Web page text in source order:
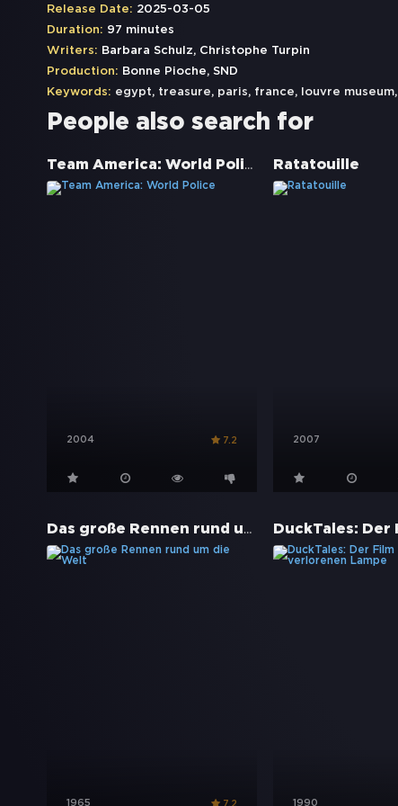
Release Date: 2025-03-05
Duration: 97 minutes
Writers: Barbara Schulz, Christophe Turpin
Production: Bonne Pioche, SND
Keywords: egypt, treasure, paris, france, louvre museum,
People also search for
Team America: World Police
2004 7.2
Ratatouille
2007
Das große Rennen rund um die Welt
1965 1990